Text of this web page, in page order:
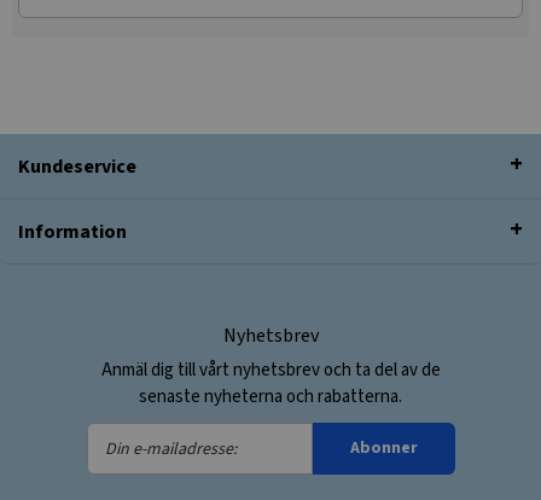
Kundeservice
Information
Nyhetsbrev
Anmäl dig till vårt nyhetsbrev och ta del av de
senaste nyheterna och rabatterna.
Din
e-
Abonner